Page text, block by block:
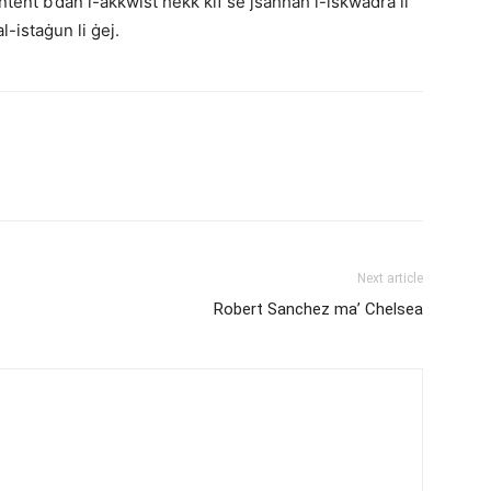
istaġun li ġej.
Next article
Robert Sanchez ma’ Chelsea